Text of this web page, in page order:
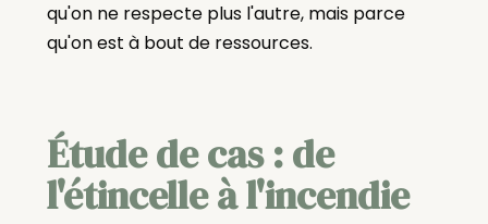
qu'on ne respecte plus l'autre, mais parce
qu'on est à bout de ressources.
Étude de cas : de
l'étincelle à l'incendie